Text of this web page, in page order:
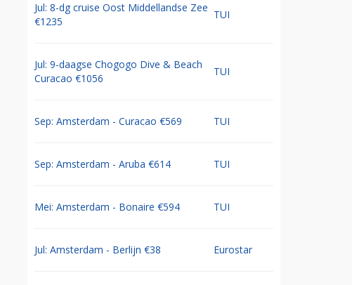
Jul: 8-dg cruise Oost Middellandse Zee
€1235
TUI
Jul: 9-daagse Chogogo Dive & Beach
Curacao €1056
TUI
Sep: Amsterdam - Curacao €569 TUI
Sep: Amsterdam - Aruba €614 TUI
Mei: Amsterdam - Bonaire €594 TUI
Jul: Amsterdam - Berlijn €38 Eurostar